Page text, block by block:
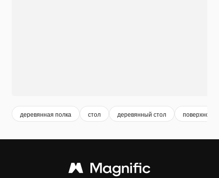
деревянная полка стол деревянный стол